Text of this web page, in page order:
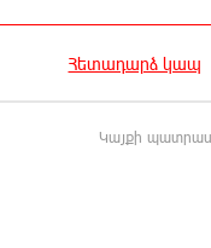
Հետադարձ կապ
Կայքի